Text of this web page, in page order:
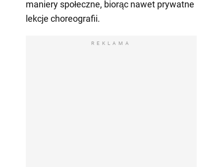
maniery społeczne, biorąc nawet prywatne
lekcje choreografii.
REKLAMA